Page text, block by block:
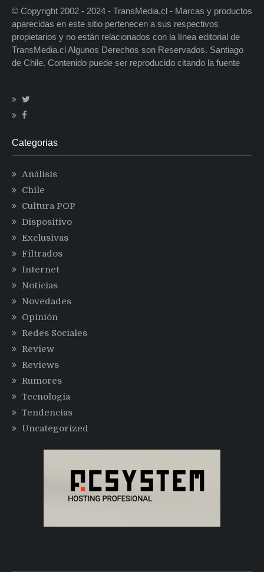
© Copyright 2002 - 2024 - TransMedia.cl - Marcas y productos
aparecidas en este sitio pertenecen a sus respectivos
propietarios y no están relacionados con la línea editorial de
TransMedia.cl Algunos Derechos son Reservados. Santiago
de Chile. Contenido puede ser reproducido citando la fuente
Categorias
Análisis
Chile
Cultura POP
Dispositivo
Exclusivas
Filtrados
Internet
Noticias
Novedades
Opinión
Redes Sociales
Review
Reviews
Rumores
Tecnología
Tendencias
Uncategorized